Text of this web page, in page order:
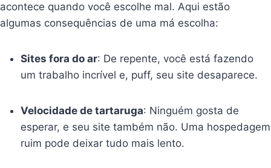
acontece quando você escolhe mal. Aqui estão
algumas consequências de uma má escolha:
Sites fora do ar: De repente, você está fazendo
um trabalho incrível e, puff, seu site desaparece.
Velocidade de tartaruga: Ninguém gosta de
esperar, e seu site também não. Uma hospedagem
ruim pode deixar tudo mais lento.